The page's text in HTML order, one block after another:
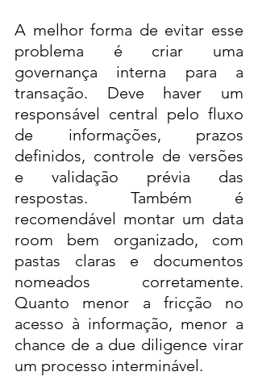
A melhor forma de evitar esse
problema é criar uma
governança interna para a
transação. Deve haver um
responsável central pelo fluxo
de informações, prazos
definidos, controle de versões
e validação prévia das
respostas. Também é
recomendável montar um data
room bem organizado, com
pastas claras e documentos
nomeados corretamente.
Quanto menor a fricção no
acesso à informação, menor a
chance de a due diligence virar
um processo interminável.